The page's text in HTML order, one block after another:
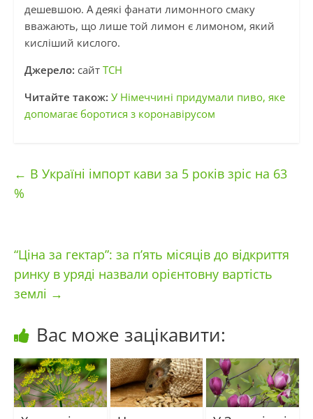
дешевшою. А деякі фанати лимонного смаку
вважають, що лише той лимон є лимоном, який
кисліший кислого.
Джерело: сайт ТСН
Читайте також: У Німеччині придумали пиво, яке
допомагає боротися з коронавірусом
← В Україні імпорт кави за 5 років зріс на 63
%
“Ціна за гектар”: за п’ять місяців до відкриття
ринку в уряді назвали орієнтовну вартість
землі →
Вас може зацікавити: